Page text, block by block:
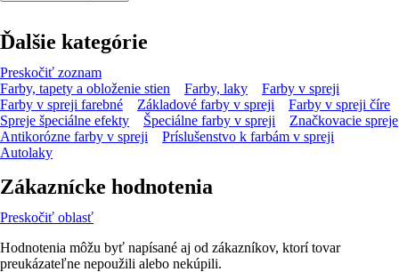
Ďalšie kategórie
Preskočiť zoznam
Farby, tapety a obloženie stien
Farby, laky
Farby v spreji
Farby v spreji farebné
Základové farby v spreji
Farby v spreji číre
Spreje špeciálne efekty
Špeciálne farby v spreji
Značkovacie spreje
Antikorózne farby v spreji
Príslušenstvo k farbám v spreji
Autolaky
Zákaznícke hodnotenia
Preskočiť oblasť
Hodnotenia môžu byť napísané aj od zákazníkov, ktorí tovar
preukázateľne nepoužili alebo nekúpili.